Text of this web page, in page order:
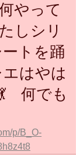
やって
しシリ
トを踊
はやは
何でも
p/B_O-